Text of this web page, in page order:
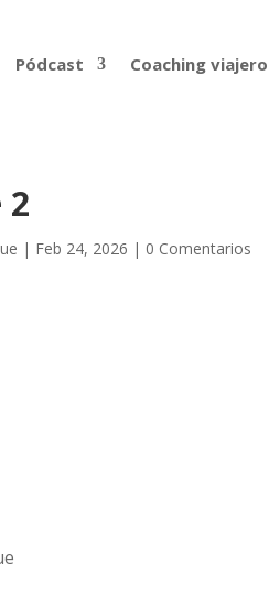
Pódcast Coaching viajero
| Feb 24, 2026 | 0 Comentarios